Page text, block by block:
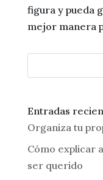
figura y pueda
mejor manera
Entradas
Organiza tu
Cómo explicar
ser querido